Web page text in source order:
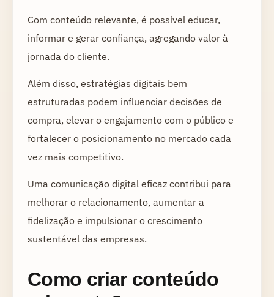
Com conteúdo relevante, é possível educar,
informar e gerar confiança, agregando valor à
jornada do cliente.
Além disso, estratégias digitais bem
estruturadas podem influenciar decisões de
compra, elevar o engajamento com o público e
fortalecer o posicionamento no mercado cada
vez mais competitivo.
Uma comunicação digital eficaz contribui para
melhorar o relacionamento, aumentar a
fidelização e impulsionar o crescimento
sustentável das empresas.
Como criar conteúdo